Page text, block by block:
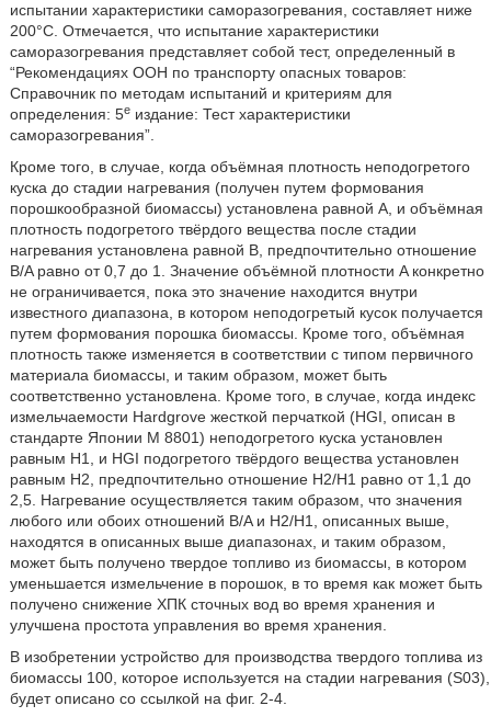
испытании характеристики саморазогревания, составляет ниже
200°C. Отмечается, что испытание характеристики
саморазогревания представляет собой тест, определенный в
“Рекомендациях ООН по транспорту опасных товаров:
Справочник по методам испытаний и критериям для
определения: 5еиздание: Тест характеристики
саморазогревания”.
Кроме того, в случае, когда объёмная плотность неподогретого
куска до стадии нагревания (получен путем формования
порошкообразной биомассы) установлена равной A, и объёмная
плотность подогретого твёрдого вещества после стадии
нагревания установлена равной B, предпочтительно отношение
B/A равно от 0,7 до 1. Значение объёмной плотности A конкретно
не ограничивается, пока это значение находится внутри
известного диапазона, в котором неподогретый кусок получается
путем формования порошка биомассы. Кроме того, объёмная
плотность также изменяется в соответствии с типом первичного
материала биомассы, и таким образом, может быть
соответственно установлена. Кроме того, в случае, когда индекс
измельчаемости Hardgrove жесткой перчаткой (HGI, описан в
стандарте Японии M 8801) неподогретого куска установлен
равным H1, и HGI подогретого твёрдого вещества установлен
равным H2, предпочтительно отношение H2/H1 равно от 1,1 до
2,5. Нагревание осуществляется таким образом, что значения
любого или обоих отношений B/A и H2/H1, описанных выше,
находятся в описанных выше диапазонах, и таким образом,
может быть получено твердое топливо из биомассы, в котором
уменьшается измельчение в порошок, в то время как может быть
получено снижение ХПК сточных вод во время хранения и
улучшена простота управления во время хранения.
В изобретении устройство для производства твердого топлива из
биомассы 100, которое используется на стадии нагревания (S03),
будет описано со ссылкой на фиг. 2-4.